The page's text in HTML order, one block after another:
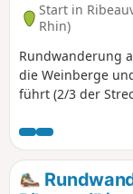
Start in
Rhin)
Rundwanderung
die Weinberge
führt (2/3 der
und steigt dann
dem Bergenbach
zum Schloss
Rückweg führt